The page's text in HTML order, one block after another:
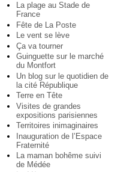
La plage au Stade de
France
Fête de La Poste
Le vent se lève
Ça va tourner
Guinguette sur le marché
du Montfort
Un blog sur le quotidien de
la cité République
Terre en Tête
Visites de grandes
expositions parisiennes
Territoires inimaginaires
Inauguration de l’Espace
Fraternité
La maman bohême suivi
de Médée